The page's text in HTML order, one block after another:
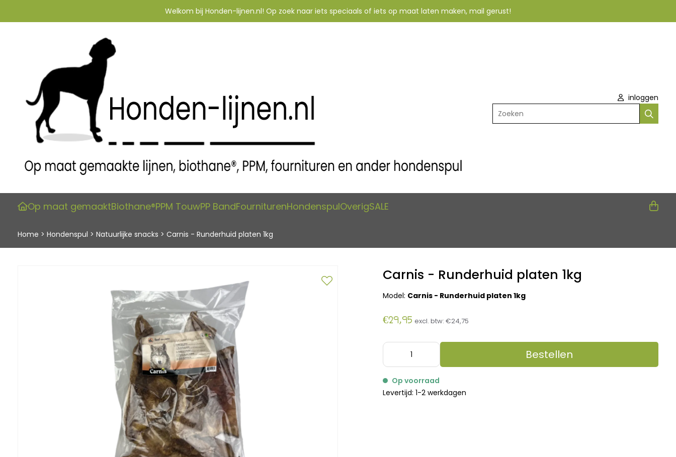
Welkom bij Honden-lijnen.nl! Op zoek naar iets speciaals of iets op maat laten maken, mail gerust!
inloggen
Zoeken
Op maat gemaaktBiothane®PPM TouwPP BandFourniturenHondenspulOverigSALE
Home > Hondenspul > Natuurlijke snacks > Carnis - Runderhuid platen 1kg
Carnis - Runderhuid platen 1kg
Model: Carnis - Runderhuid platen 1kg
€29,95 excl. btw:€24,75
Bestellen
Op voorraad
Levertijd: 1-2 werkdagen